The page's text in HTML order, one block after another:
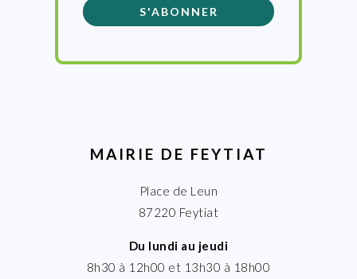
MAIRIE DE FEYTIAT
Place de Leun
87220 Feytiat
Du lundi au jeudi
8h30 à 12h00 et 13h30 à 18h00